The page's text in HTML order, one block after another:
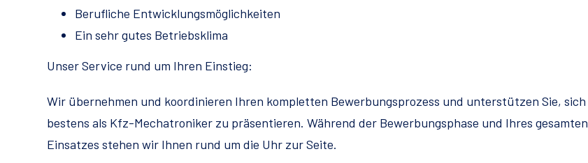
Berufliche Entwicklungsmöglichkeiten
Ein sehr gutes Betriebsklima
Unser Service rund um Ihren Einstieg:
Wir übernehmen und koordinieren Ihren kompletten Bewerbungsprozess und unterstützen Sie, sich
bestens als Kfz-Mechatroniker zu präsentieren. Während der Bewerbungsphase und Ihres gesamten
Einsatzes stehen wir Ihnen rund um die Uhr zur Seite.